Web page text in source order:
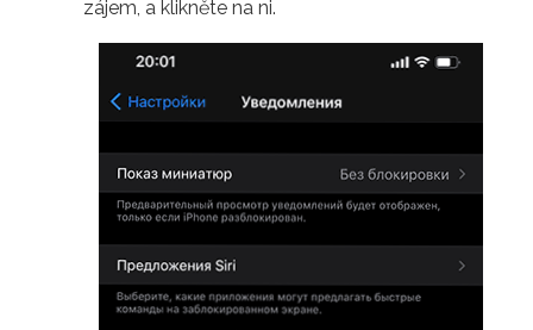
zájem, a klikněte na ni.